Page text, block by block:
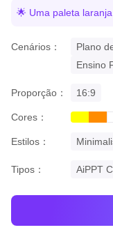
🌟 Uma paleta
Cenários： Plano
Ensino
Proporção： 16:9
Cores： yellow
Estilos：
Tipos： AiPPT